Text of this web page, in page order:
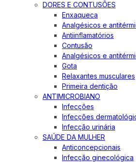
DORES E CONTUSÕES
Enxaqueca
Analgésicos e
Antiinflamatórios
Contusão
Analgésicos e
Gota
Relaxantes musculares
Primeira dentição
ANTIMICROBIANO
Infecções
Infecções
Infecção urinária
SAÚDE DA MULHER
Anticoncepcionais
Infecção ginecológica